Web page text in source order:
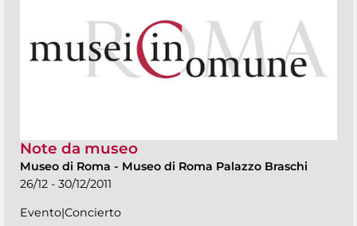
Note da museo
Museo di Roma - Museo di Roma Palazzo Braschi
26/12 - 30/12/2011
Evento|Concierto